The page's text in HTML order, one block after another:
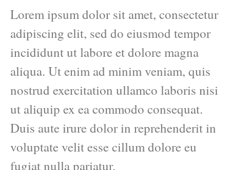
Lorem ipsum dolor sit amet, consectetur
adipiscing elit, sed do eiusmod tempor
incididunt ut labore et dolore magna
aliqua. Ut enim ad minim veniam, quis
nostrud exercitation ullamco laboris nisi
ut aliquip ex ea commodo consequat.
Duis aute irure dolor in reprehenderit in
voluptate velit esse cillum dolore eu
fugiat nulla pariatur.